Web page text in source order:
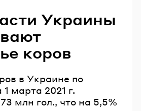
Украины
коров
в Украине по
марта 2021 г.
млн гол., что на 5,5%